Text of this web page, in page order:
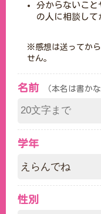
分からないこと
の人に相談して
※感想は送ってか
せん。
名前 （本名は書か
学年
性別